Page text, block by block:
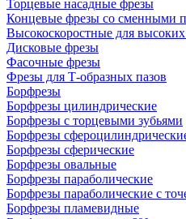
Торцевые насадные фрезы
Концевые фрезы со сменными
Высокоскоростные для
Дисковые фрезы
Фасочные фрезы
Фрезы для Т-образных пазов
Борфрезы
Борфрезы цилиндрические
Борфрезы с торцевыми зубьями
Борфрезы
Борфрезы сферические
Борфрезы овальные
Борфрезы параболические
Борфрезы параболические с
Борфрезы пламевидные